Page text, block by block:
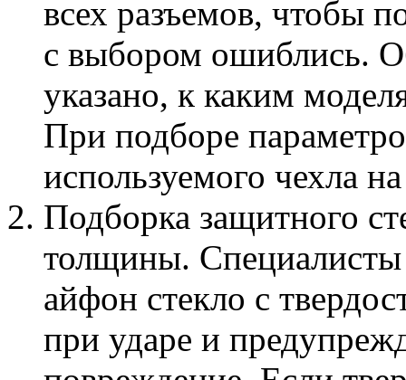
всех разъемов, чтобы
с выбором ошиблись.
указано, к каким
При подборе
используемого чехла
Подборка защитного
толщины.
айфон стекло с
при ударе и